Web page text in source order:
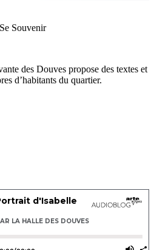
Souvenir
des Douves propose des textes et
d’habitants du quartier.